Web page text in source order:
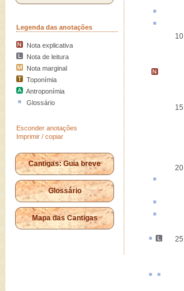
Legenda das anotações
Nota explicativa
Nota de leitura
Nota marginal
Toponímia
Antroponímia
Glossário
Esconder anotações
Imprimir / copiar
Cantigas: Guia breve
Glossário
Mapa das Cantigas
10
15
20
25